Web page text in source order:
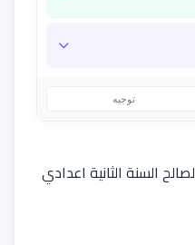
توجيه
السنة الثانية اعدادي